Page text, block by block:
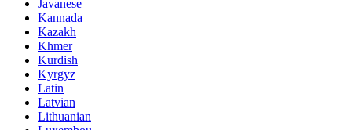
Javanese
Kannada
Kazakh
Khmer
Kurdish
Kyrgyz
Latin
Latvian
Lithuanian